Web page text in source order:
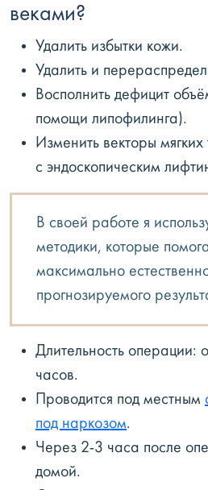
веками?
Удалить избытки кожи.
Удалить и
Восполнить дефицит
помощи липофилинга).
Изменить векторы
с эндоскопическим
В своей работе я
методики, которые
максимально
прогнозируемого
Длительность операции:
часов.
Проводится под местным
под наркозом.
Через 2-3 часа после
домой.